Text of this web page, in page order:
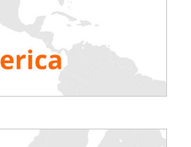
Installation /
désinstallation